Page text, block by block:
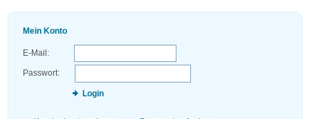
Mein Konto
E-Mail:
Passwort:
Login